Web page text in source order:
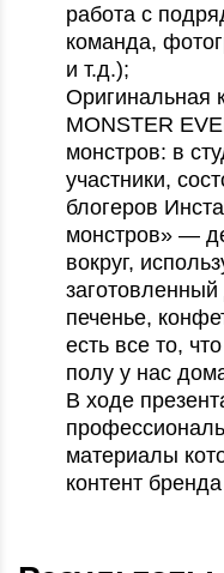
работа с
команда,
и т.д.);
Оригинальная
MONSTER
монстров: в
участники,
блогеров
монстров» —
вокруг,
заготовленный
печенье,
есть все то,
полу у нас
В ходе
материалы
контент